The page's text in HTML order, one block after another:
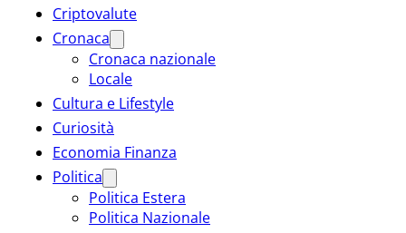
Criptovalute
Cronaca
Cronaca nazionale
Locale
Cultura e Lifestyle
Curiosità
Economia Finanza
Politica
Politica Estera
Politica Nazionale